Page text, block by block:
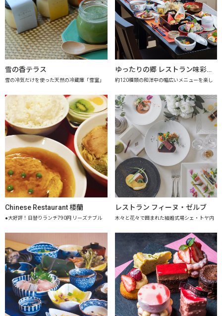
雪の香テラス
雪の冷気だけを使った天然の冷蔵庫「雪室」
ゆったりの郷 レストラン味彩 【上越市地産地消推進の店認定店】
約120種類の和洋中の幅広いメニューを楽し
Chinese Restaurant 楼蘭
●大好評！日替りランチ790円 リーズナブル
レストラン フィーヌ・ゼルブ
木々と花々で囲まれた結婚式場シェ・トヤ内